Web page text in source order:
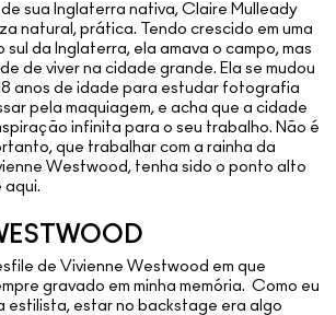
sua Inglaterra nativa, Claire Mulleady
natural, prática. Tendo crescido em uma
da Inglaterra, ela amava o campo, mas
de viver na cidade grande. Ela se mudou
anos de idade para estudar fotografia
pela maquiagem, e acha que a cidade
infinita para o seu trabalho. Não é
que trabalhar com a rainha da
Westwood, tenha sido o ponto alto
aqui.
de Vivienne Westwood em que
gravado em minha memória. Como eu
estilista, estar no backstage era algo